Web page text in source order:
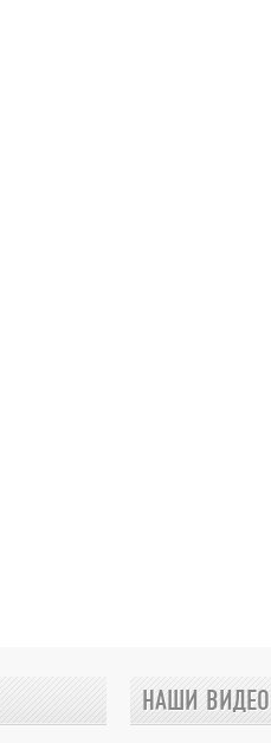
НАШИ ВИДЕО